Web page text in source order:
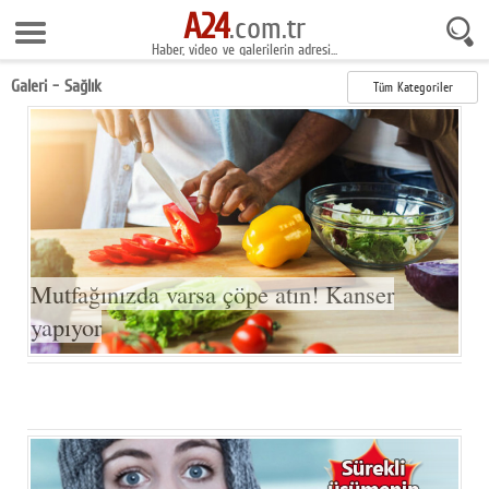
6 Ağustos 2026 7:42:05
Anasayfa
Foto Galeri
Gazeteler
Video Galeri
Gündem
Ekonomi
Yaşam
Spor
A24.com.tr
Haber, video ve galerilerin adresi...
Galeri - Sağlık Tüm Kategoriler
Mutfağınızda varsa çöpe atın! Kanser
yapıyor